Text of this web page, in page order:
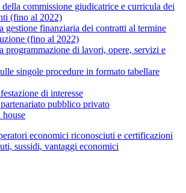
commissione giudicatrice e curricula dei
(fino al 2022)
gestione finanziaria dei contratti al termine
(fino al 2022)
programmazione di lavori, opere, servizi e
singole procedure in formato tabellare
di interesse
pubblico privato
economici riconosciuti e certificazioni
sussidi, vantaggi economici